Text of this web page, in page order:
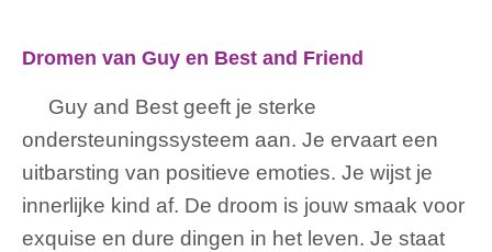
Dromen van Guy en Best and Friend
Guy and Best geeft je sterke
ondersteuningssysteem aan. Je ervaart een
uitbarsting van positieve emoties. Je wijst je
innerlijke kind af. De droom is jouw smaak voor
exquise en dure dingen in het leven. Je staat